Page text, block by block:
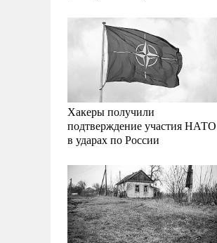
Хакеры получили
подтверждение участия НАТО
в ударах по России